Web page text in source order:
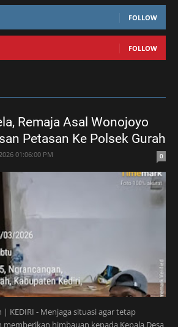
FOLLOW
FOLLOW
Remaja Asal Wonojoyo
Petasan Ke Polsek Gurah
01:06:00 PM 0
| KEDIRI - Menjaga situasi agar tetap
memberikan himbauan kepada Kepala Desa